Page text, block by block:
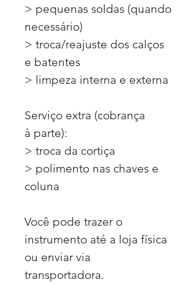
> pequenas soldas (quando
necessário)
> troca/reajuste dos calços
e batentes
> limpeza interna e externa
Serviço extra (cobrança
à parte):
> troca da cortiça
> polimento nas chaves e
coluna
Você pode trazer o
instrumento até a loja física
ou enviar via
transportadora.